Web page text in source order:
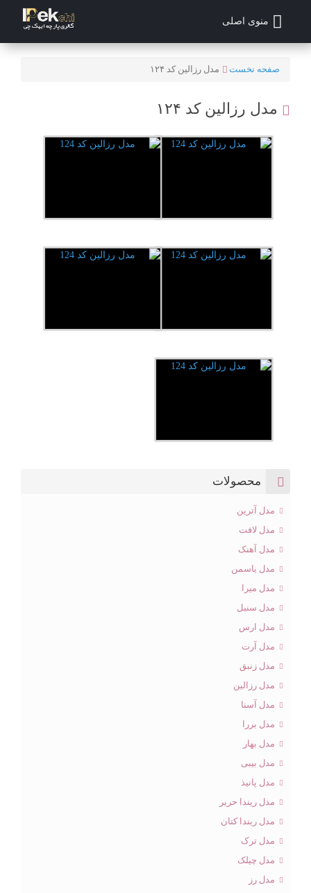
منوی اصلی
صفحه نخست مدل رزالین کد ۱۲۴
مدل رزالین کد ۱۲۴
محصولات
مدل آترین
مدل لافت
مدل آهنک
مدل یاسمن
مدل میرا
مدل سنبل
مدل ارس
مدل آرت
مدل زنبق
مدل رزالین
مدل آسنا
مدل بررا
مدل بهار
مدل بیبی
مدل پانیذ
مدل ریندا حریر
مدل ریندا کتان
مدل ترک
مدل چیلک
مدل رز